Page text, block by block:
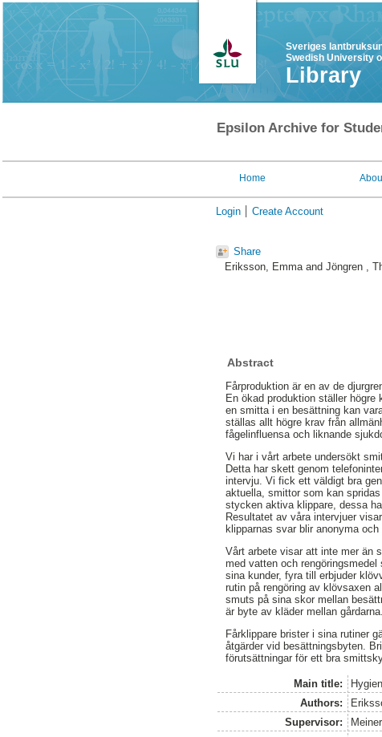
Sveriges
Swedish University
Library
Epsilon Archive for
Home
Login Create Account
Share
Eriksson, Emmaand Jöngren ,
Abstract
Fårproduktion är en av de
En ökad produktion ställer
en smitta i en besättning kan
ställas allt högre krav från
fågelinfluensa och liknande
Vi har i vårt arbete undersökt
Detta har skett genom
intervju. Vi fick ett väldigt bra
aktuella, smittor som kan
stycken aktiva klippare, dessa
Resultatet av våra intervjuer
klipparnas svar blir anonyma
Vårt arbete visar att inte mer än
med vatten och
sina kunder, fyra till erbjuder
rutin på rengöring av klövsaxen
smuts på sina skor mellan
är byte av kläder mellan
Fårklippare brister i sina rutiner
åtgärder vid besättningsbyten.
förutsättningar för ett bra
Main title:
Authors:
Supervisor: